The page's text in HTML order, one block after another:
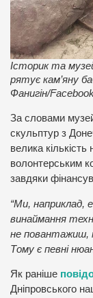
Історик та
рятує кам’яну
Фанигін/
За словами
скульптур з
велика кількість
волонтерським
завдяки
“Ми, наприклад,
винаймання
не повантажиш,
Тому є певні
Як раніше
Дніпровського